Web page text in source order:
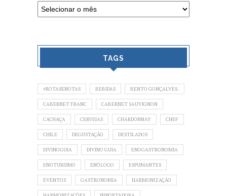
TAGS
#ROTASENOTAS BEBIDAS BENTO GONÇALVES.
CABERNET FRANC CABERNET SAUVIGNON
CACHAÇA CERVEJAS CHARDONNAY CHEF
CHILE DEGUSTAÇÃO DESTILADOS
DIVINOGUIA DIVINO GUIA ENOGASTRONOMIA
ENOTURISMO ENÓLOGO ESPUMANTES
EVENTOS GASTRONOMIA HARMONIZAÇÃO